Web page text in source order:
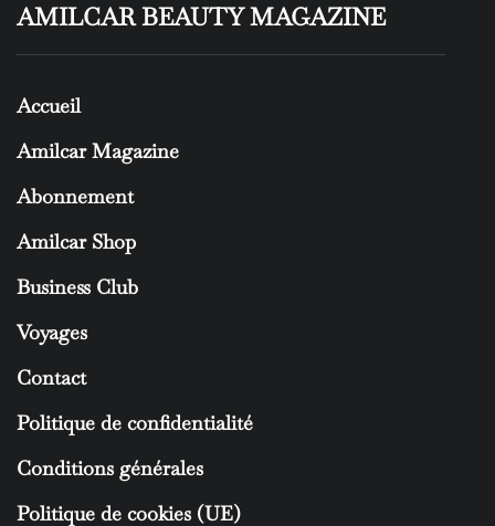
AMILCAR BEAUTY MAGAZINE
Accueil
Amilcar Magazine
Abonnement
Amilcar Shop
Business Club
Voyages
Contact
Politique de confidentialité
Conditions générales
Politique de cookies (UE)